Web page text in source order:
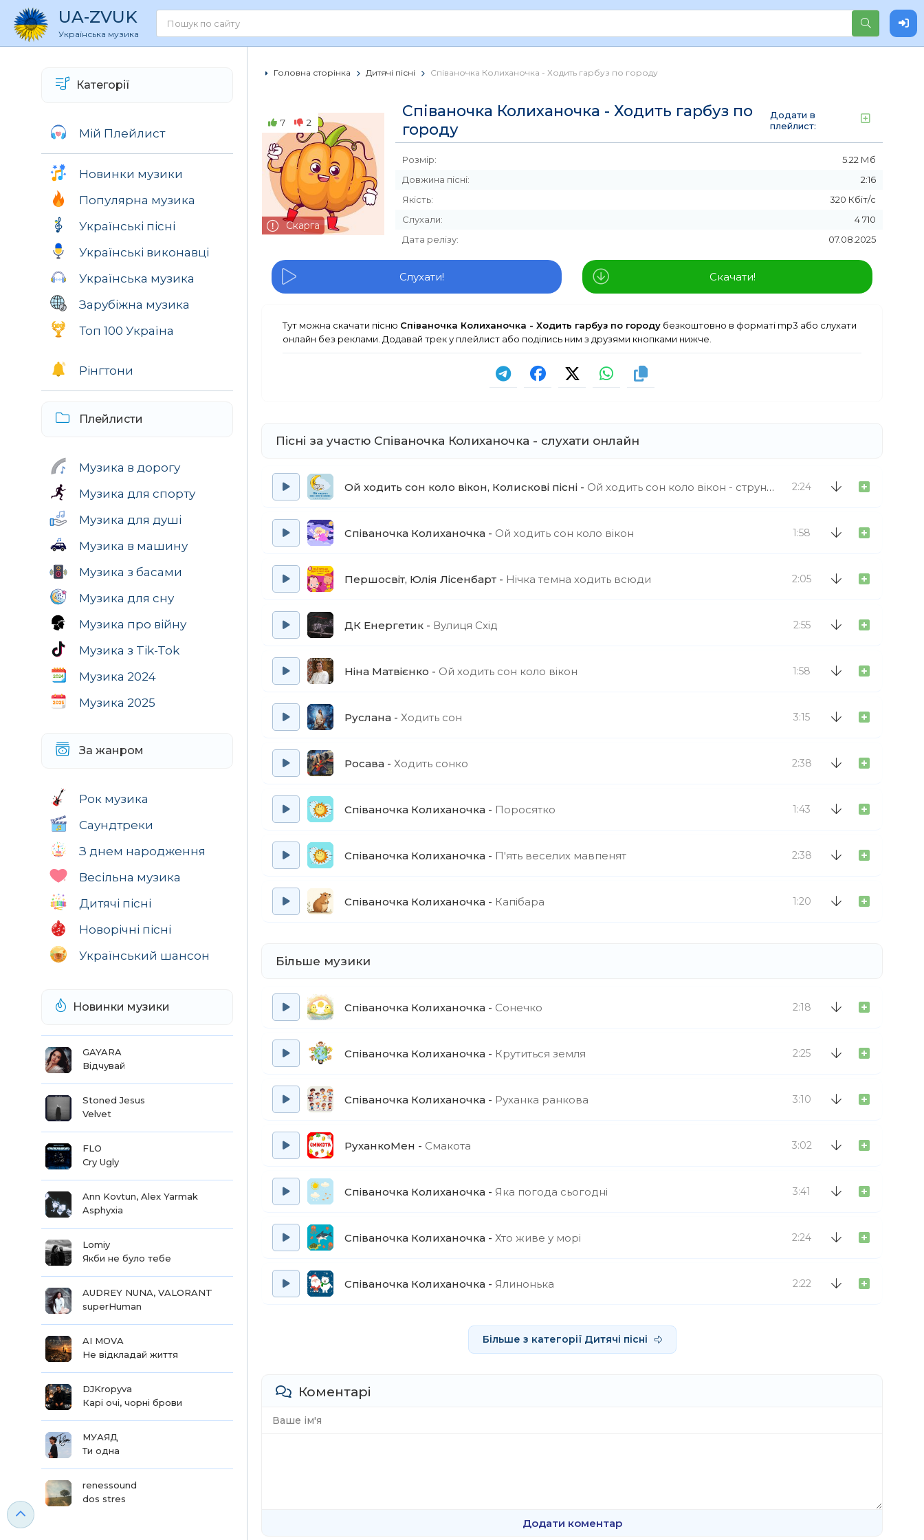
UA-ZVUK
Українська музика
Категорії
Мій Плейлист
Новинки музики
Популярна музика
Українські пісні
Українські виконавці
Українська музика
Зарубіжна музика
Топ 100 Україна
Рінгтони
Плейлисти
Музика в дорогу
Музика для спорту
Музика для душі
Музика в машину
Музика з басами
Музика для сну
Музика про війну
Музика з Tik-Tok
Музика 2024
Музика 2025
За жанром
Рок музика
Саундтреки
З днем народження
Весільна музика
Дитячі пісні
Новорічні пісні
Український шансон
Новинки музики
GAYARA
Відчувай
Stoned Jesus
Velvet
FLO
Cry Ugly
Ann Kovtun, Alex Yarmak
Asphyxia
Lomiy
Якби не було тебе
AUDREY NUNA, VALORANT
superHuman
AI MOVA
Не відкладай життя
DJKropyva
Карі очі, чорні брови
МУАЯД
Ти одна
renessound
dos stres
Головна сторінка Дитячі пісні Співаночка Колиханочка - Ходить гарбуз по городу
7 2
Скарга
Співаночка Колиханочка - Ходить гарбуз по
городу
Додати в
плейлист:
Розмір:
5.22 Мб
Довжина пісні:
2:16
Якість:
320 Кбіт/с
Слухали:
4 710
Дата релізу:
07.08.2025
Слухати! Скачати!
Тут можна скачати пісню Співаночка Колиханочка - Ходить гарбуз по городу безкоштовно в форматі mp3 або слухати
онлайн без реклами. Додавай трек у плейлист або поділись ним з друзями кнопками нижче.
Пісні за участю Співаночка Колиханочка - слухати онлайн
Ой ходить сон коло вікон, Колискові пісні Ой ходить сон коло вікон - струнний квартет 2:24
Співаночка Колиханочка Ой ходить сон коло вікон 1:58
Першосвіт, Юлія Лісенбарт Нічка темна ходить всюди 2:05
ДК Енергетик Вулиця Схід 2:55
Ніна Матвієнко Ой ходить сон коло вікон 1:58
Руслана Ходить сон 3:15
Росава Ходить сонко 2:38
Співаночка Колиханочка Поросятко 1:43
Співаночка Колиханочка П'ять веселих мавпенят 2:38
Співаночка Колиханочка Капібара 1:20
Більше музики
Співаночка Колиханочка Сонечко 2:18
Співаночка Колиханочка Крутиться земля 2:25
Співаночка Колиханочка Руханка ранкова 3:10
РуханкоМен Смакота 3:02
Співаночка Колиханочка Яка погода сьогодні 3:41
Співаночка Колиханочка Хто живе у морі 2:24
Співаночка Колиханочка Ялинонька 2:22
Більше з категорії Дитячі пісні
Коментарі
Додати коментар